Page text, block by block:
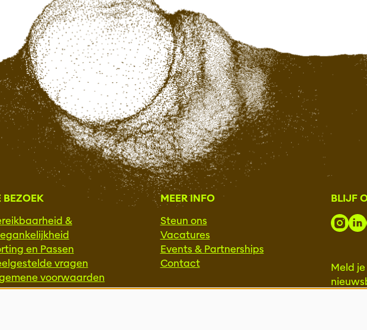
BEZOEK
&
en Passen
vragen
voorwaarden
MEER INFO
Steun ons
Vacatures
Events & Partnerships
Contact
Privacy
BLIJF
Meld